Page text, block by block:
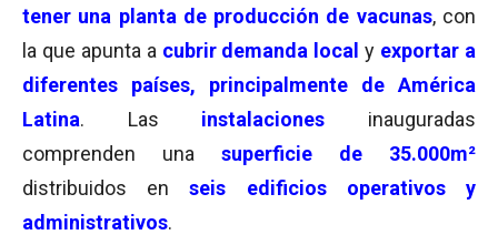
tener una planta de producción de vacunas, con
la que apunta a cubrir demanda local y exportar a
diferentes países, principalmente de América
Latina. Las instalaciones inauguradas
comprenden una superficie de 35.000m²
distribuidos en seis edificios operativos y
administrativos.